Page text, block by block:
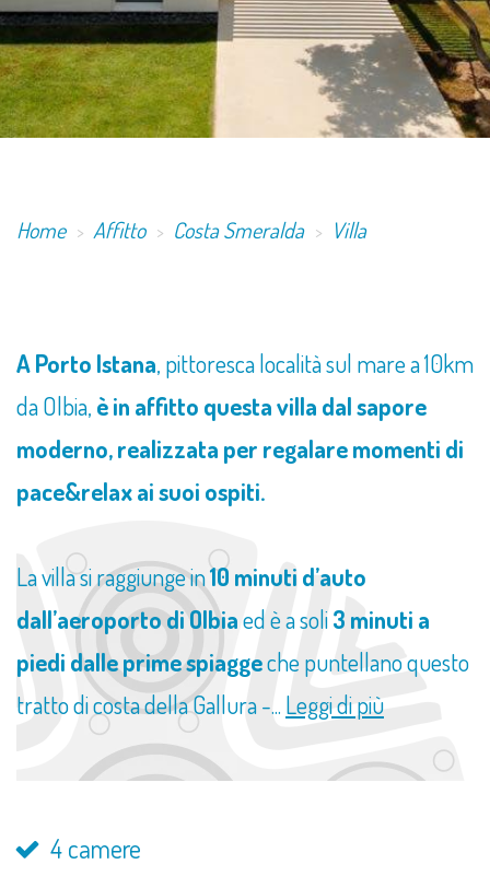
Home Affitto Costa Smeralda Villa
A Porto Istana, pittoresca località sul mare a 10km
da Olbia, è in affitto questa villa dal sapore
moderno, realizzata per regalare momenti di
pace&relax ai suoi ospiti.
La villa si raggiunge in10 minuti d’auto
dall’aeroporto di Olbiaed è a soli3 minuti a
piedi dalle prime spiaggeche puntellano questo
tratto di costa della Gallura -... Leggi di più
4 camere